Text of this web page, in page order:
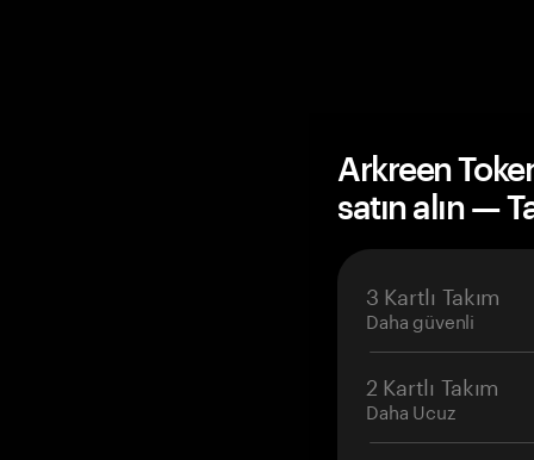
Arkreen
satın alın —
3 Kartlı Takım
Daha güvenli
2 Kartlı Takım
Daha Ucuz